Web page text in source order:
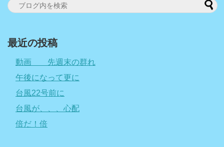
最近の投稿
動画 先週末の群れ
午後になって更に
台風22号前に
台風が、、、心配
倍だ！倍